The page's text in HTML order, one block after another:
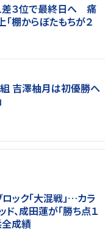
差３位で最終日へ 痛
棚からぼたもちが２
吉澤柚月は初優勝へ
ロック「大混戦」…カラ
ド、成田蓮が「勝ち点１
全成績